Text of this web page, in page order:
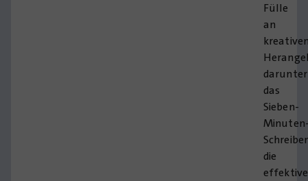
Fülle
an
darunter
das
Sieben-
die
effektive